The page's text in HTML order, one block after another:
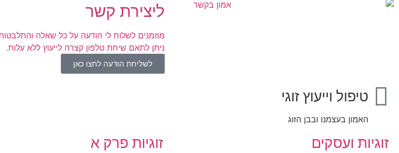
ליצירת קשר
מוזמנים לשלוח לי הודעה על כל שאלה
ניתן לתאם שיחת טלפון קצרה לייעוץ ללא עלות.
לשליחת הודעה לחצו כאן
טיפול וייעוץ זוגי
האמון בעצמנו ובבן הזוג
זוגיות ועסקים זוגיות פרק א